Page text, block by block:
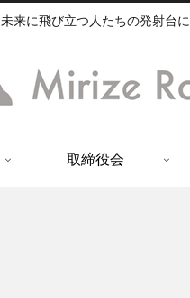
未来に飛び立つ人たちの発射台に
取締役会